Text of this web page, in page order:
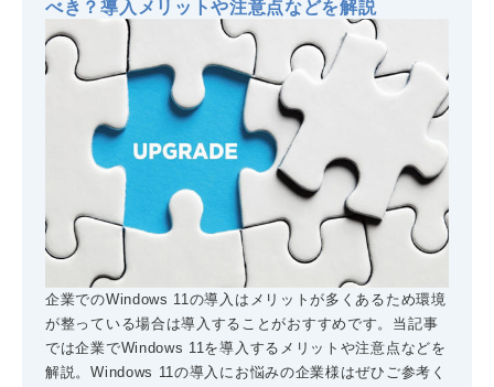
べき？導入メリットや注意点などを解説
企業でのWindows 11の導入はメリットが多くあるため環境
が整っている場合は導入することがおすすめです。当記事
では企業でWindows 11を導入するメリットや注意点などを
解説。Windows 11の導入にお悩みの企業様はぜひご参考く